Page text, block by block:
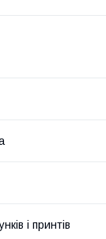
і принтів